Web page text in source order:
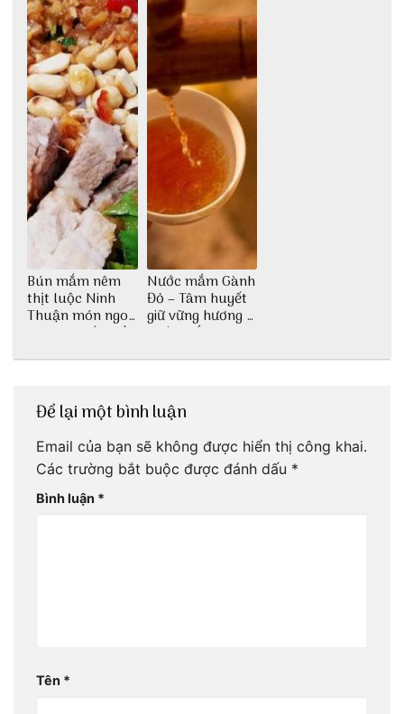
Bún mắm nêm
thịt luộc Ninh
Thuận món ngon
dân dã miền biển
Nước mắm Gành
Đỏ – Tâm huyết
giữ vững hương vị
nước mắm sau
Để lại một bình luận
Email của bạn sẽ không được hiển thị công khai.
Các trường bắt buộc được đánh dấu *
Bình luận *
Tên *